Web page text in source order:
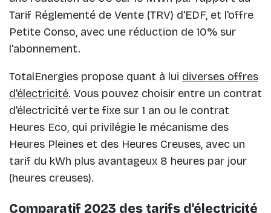
Tarif Réglementé de Vente (TRV) d'EDF, et l'offre
Petite Conso, avec une réduction de 10% sur
l'abonnement.
TotalEnergies propose quant à lui diverses offres
d'électricité. Vous pouvez choisir entre un contrat
d'électricité verte fixe sur 1 an ou le contrat
Heures Eco, qui privilégie le mécanisme des
Heures Pleines et des Heures Creuses, avec un
tarif du kWh plus avantageux 8 heures par jour
(heures creuses).
Comparatif 2023 des tarifs d'électricité